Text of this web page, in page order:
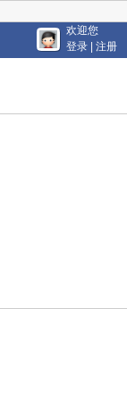
欢迎您
登录
注册